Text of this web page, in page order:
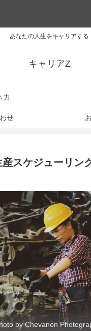
あなたの人生をキャリアする
キャリアZ
力
せ
スケジューリン
by Chevanon